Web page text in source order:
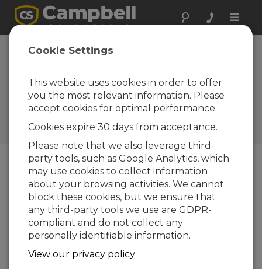
Toggle
CS225 et CS230:
Nouvelles sondes
de profil de
température du sol
Campbell Update 2nd
Quarter 2016
Campbell Update 2nd Quarter 2016
Cookie Settings
This website uses cookies in order to offer
you the most relevant information. Please
accept cookies for optimal performance.
Cookies expire 30 days from acceptance.
Please note that we also leverage third-
party tools, such as Google Analytics, which
may use cookies to collect information
about your browsing activities. We cannot
block these cookies, but we ensure that
any third-party tools we use are GDPR-
compliant and do not collect any
personally identifiable information.
View our privacy policy